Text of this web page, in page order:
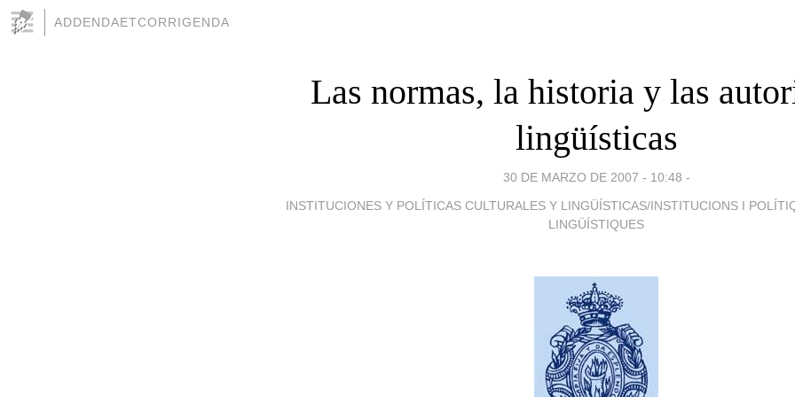
ADDENDAETCORRIGENDA
Las normas, la historia y las
lingüísticas
30 DE MARZO DE 2007 - 10:48 -
INSTITUCIONES Y POLÍTICAS CULTURALES Y LINGÜÍSTICAS/INSTITUCIONS I
LINGÜÍSTIQUES